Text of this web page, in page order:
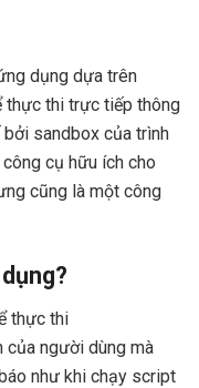
dụng dựa trên
thực thi trực tiếp thông
sandbox của trình
cụ hữu ích cho
cũng là một công
thực thi
của người dùng mà
như khi chạy script